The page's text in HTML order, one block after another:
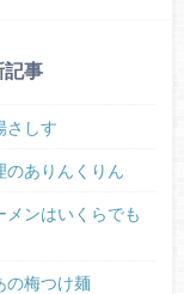
記事
さしす
のありんくりん
ンはいくらでも
の梅つけ麺